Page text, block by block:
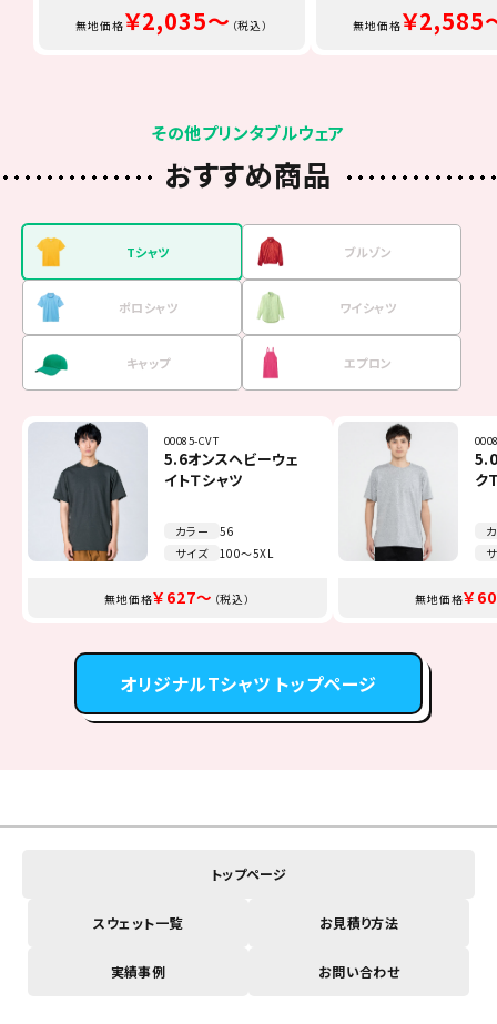
無地価格￥2,035～ （税込） 無地価格￥2,585
その他プリンタブルウェア
おすすめ商品
Tシャツ ブルゾン
ポロシャツ ワイシャツ
キャップ エプロン
00085-CVT
5.6オンスヘビーウェ
イトＴシャツ
カラー
56
サイズ
100～5XL
無地価格￥627～ （税込）
ク
無地価格￥
オリジナルTシャツ トップページ
7061-01
マイクロリップストッ
プイベントブルゾン
カラー
12
サイズ
S～XXXXL
無地価格￥1,738～（税込）
ベ
無地価格￥
00141-NVP
5.8オンスT／Cポロシ
ャツ（ポケット無し）
カラー
11
サイズ
SS～5L
無地価格￥1,100～（税込）
ポ
無地価格￥
FB4510U
オックスフォード長袖
シャツ
カラー
13
サイズ
SS～4L
無地価格￥3,245～（税込）
オ
シ
無地価格￥
00700-EVM
イベントメッシュキャ
ップ
カラー
51
サイズ
F～JL
無地価格￥308～ （税込）
リ
無地価格￥
TCA-014
Beeエプロン
カラー
7
サイズ
F
無地価格￥1,375～（税込）
ミ
無地価格￥
トップページ
スウェット一覧 お見積り方法
実績事例 お問い合わせ